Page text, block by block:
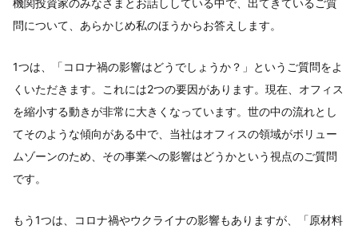
機関投資家のみなさまとお話ししている中で、出てきているご質
問について、あらかじめ私のほうからお答えします。
1つは、「コロナ禍の影響はどうでしょうか？」というご質問をよ
くいただきます。これには2つの要因があります。現在、オフィス
を縮小する動きが非常に大きくなっています。世の中の流れとし
てそのような傾向がある中で、当社はオフィスの領域がボリュー
ムゾーンのため、その事業への影響はどうかという視点のご質問
です。
もう1つは、コロナ禍やウクライナの影響もありますが、「原材料